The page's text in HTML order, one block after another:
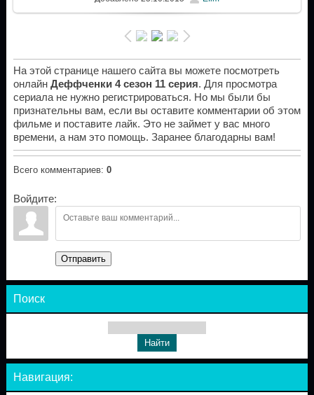
На этой странице нашего сайта вы можете посмотреть
онлайн Деффченки 4 сезон 11 серия. Для просмотра
сериала не нужно регистрироваться. Но мы были бы
признательны вам, если вы оставите комментарии об этом
фильме и поставите лайк. Это не займет у вас много
времени, а нам это помощь. Заранее благодарны вам!
Всего комментариев: 0
Войдите:
Отправить
Поиск
Навигация: